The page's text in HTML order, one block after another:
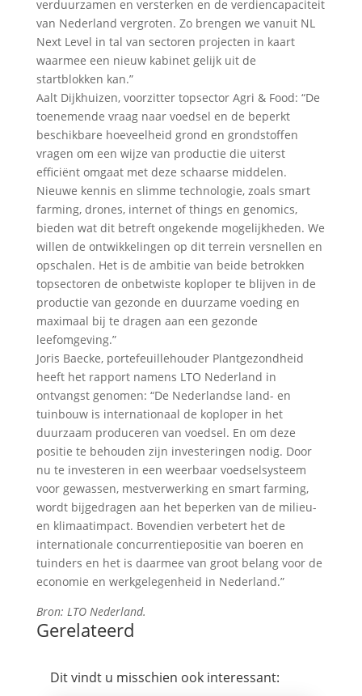
verduurzamen en versterken en de verdiencapaciteit
van Nederland vergroten. Zo brengen we vanuit NL
Next Level in tal van sectoren projecten in kaart
waarmee een nieuw kabinet gelijk uit de
startblokken kan.”
Aalt Dijkhuizen, voorzitter topsector Agri & Food: “De
toenemende vraag naar voedsel en de beperkt
beschikbare hoeveelheid grond en grondstoffen
vragen om een wijze van productie die uiterst
efficiënt omgaat met deze schaarse middelen.
Nieuwe kennis en slimme technologie, zoals smart
farming, drones, internet of things en genomics,
bieden wat dit betreft ongekende mogelijkheden. We
willen de ontwikkelingen op dit terrein versnellen en
opschalen. Het is de ambitie van beide betrokken
topsectoren de onbetwiste koploper te blijven in de
productie van gezonde en duurzame voeding en
maximaal bij te dragen aan een gezonde
leefomgeving.”
Joris Baecke, portefeuillehouder Plantgezondheid
heeft het rapport namens LTO Nederland in
ontvangst genomen: “De Nederlandse land- en
tuinbouw is internationaal de koploper in het
duurzaam produceren van voedsel. En om deze
positie te behouden zijn investeringen nodig. Door
nu te investeren in een weerbaar voedselsysteem
voor gewassen, mestverwerking en smart farming,
wordt bijgedragen aan het beperken van de milieu-
en klimaatimpact. Bovendien verbetert het de
internationale concurrentiepositie van boeren en
tuinders en het is daarmee van groot belang voor de
economie en werkgelegenheid in Nederland.”
Bron: LTO Nederland.
Gerelateerd
Dit vindt u misschien ook interessant: